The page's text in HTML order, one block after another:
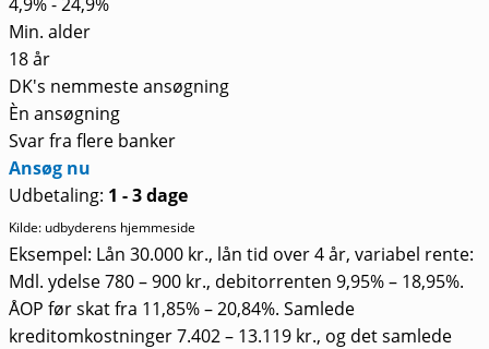
Min. alder
18 år
DK's nemmeste ansøgning
Èn ansøgning
Svar fra flere banker
Ansøg nu
Udbetaling: 1 - 3 dage
Kilde: udbyderens hjemmeside
Eksempel: Lån 30.000 kr., lån tid over 4 år, variabel rente:
Mdl. ydelse 780 – 900 kr., debitorrenten 9,95% – 18,95%.
ÅOP før skat fra 11,85% – 20,84%. Samlede
kreditomkostninger 7.402 – 13.119 kr., og det samlede